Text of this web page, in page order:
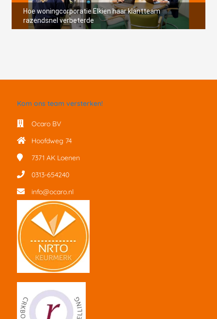
Hoe woningcorporatie Elkien haar klantteam
razendsnel verbeterde
Kom ons team versterken!
Ocaro BV
Hoofdweg 74
7371 AK Loenen
0313-654240
info@ocaro.nl